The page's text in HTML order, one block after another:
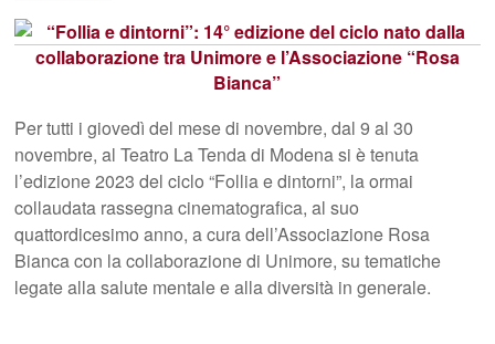
Per tutti i giovedì del mese di novembre, dal 9 al 30
novembre, al Teatro La Tenda di Modena si è tenuta
l’edizione 2023 del ciclo “Follia e dintorni”, la ormai
collaudata rassegna cinematografica, al suo
quattordicesimo anno, a cura dell’Associazione Rosa
Bianca con la collaborazione di Unimore, su tematiche
legate alla salute mentale e alla diversità in generale.